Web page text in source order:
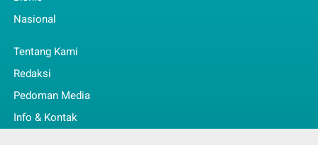
Nasional
Tentang Kami
Redaksi
Pedoman Media
Info & Kontak